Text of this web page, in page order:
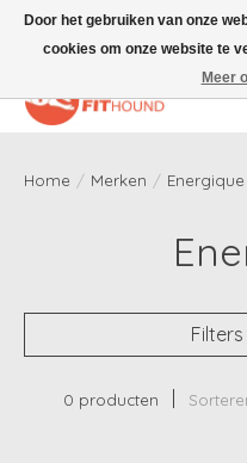
Gratis verzending vanaf €50,-
Home / Merken / Energique
0 producten
Door het gebruiken van onze
cookies om onze website te
Meer